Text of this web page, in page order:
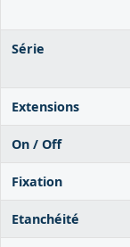
Série
Extensions
On / Off
Fixation
Etanchéité